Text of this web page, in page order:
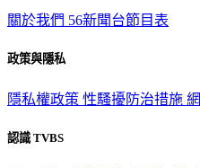
關於我們 56新聞台節目表
政策與隱私
隱私權政策 性騷擾防治措施
認識 TVBS